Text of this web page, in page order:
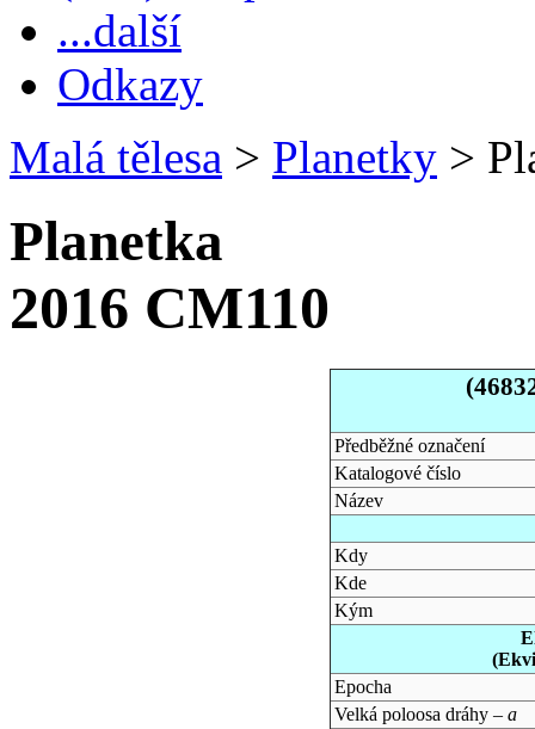
...další
Odkazy
Malá tělesa > Planetky >
Planetka
2016 CM110
Předběžné označení
Katalogové číslo
Název
Kdy
Kde
Kým
Epocha
Velká poloosa dráhy – a